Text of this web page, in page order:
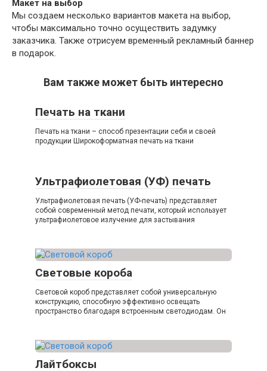
Макет на выбор
Мы создаем несколько вариантов макета на выбор,
чтобы максимально точно осуществить задумку
заказчика. Также отрисуем временный рекламный баннер
в подарок.
Вам также может быть интересно
Печать на ткани
Печать на ткани – способ презентации себя и своей
продукции Широкоформатная печать на ткани
Ультрафиолетовая (УФ) печать
Ультрафиолетовая печать (УФ-печать) представляет
собой современный метод печати, который использует
ультрафиолетовое излучение для застывания
Световые короба
Световой короб представляет собой универсальную
конструкцию, способную эффективно освещать
пространство благодаря встроенным светодиодам. Он
Лайтбоксы